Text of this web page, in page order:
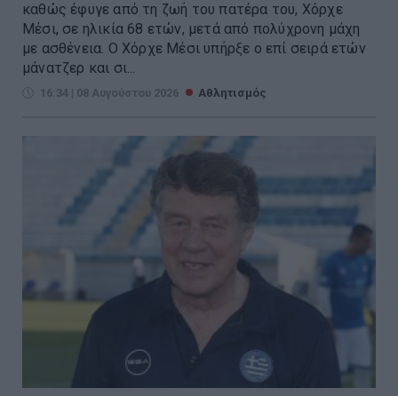
καθώς έφυγε από τη ζωή του πατέρα του, Χόρχε
Μέσι, σε ηλικία 68 ετών, μετά από πολύχρονη μάχη
με ασθένεια. Ο Χόρχε Μέσι υπήρξε ο επί σειρά ετών
μάνατζερ και σι...
16:34 | 08 Αυγούστου 2026 Αθλητισμός